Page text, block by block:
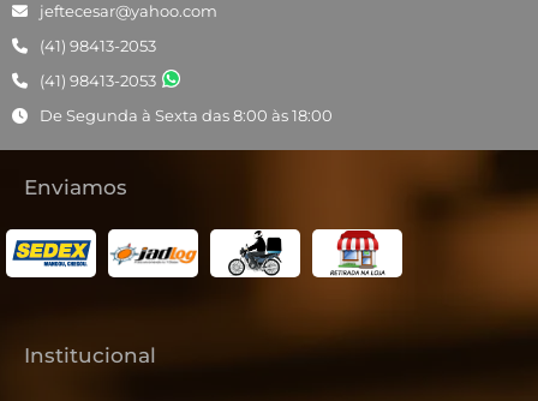
jeftecesar@yahoo.com
(41) 98413-2053
(41) 98413-2053
De Segunda à Sexta das 8:00 às 18:00
Enviamos
Institucional